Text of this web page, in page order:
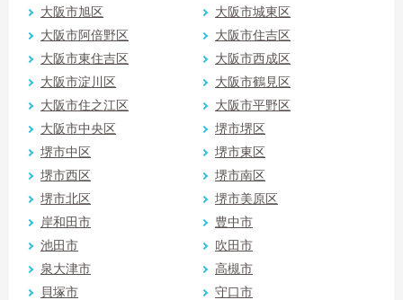
大阪市旭区
大阪市城東区
大阪市阿倍野区
大阪市住吉区
大阪市東住吉区
大阪市西成区
大阪市淀川区
大阪市鶴見区
大阪市住之江区
大阪市平野区
大阪市中央区
堺市堺区
堺市中区
堺市東区
堺市西区
堺市南区
堺市北区
堺市美原区
岸和田市
豊中市
池田市
吹田市
泉大津市
高槻市
貝塚市
守口市